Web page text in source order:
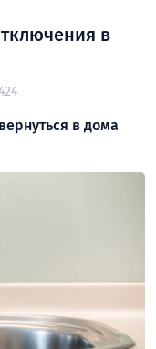
в
в дома